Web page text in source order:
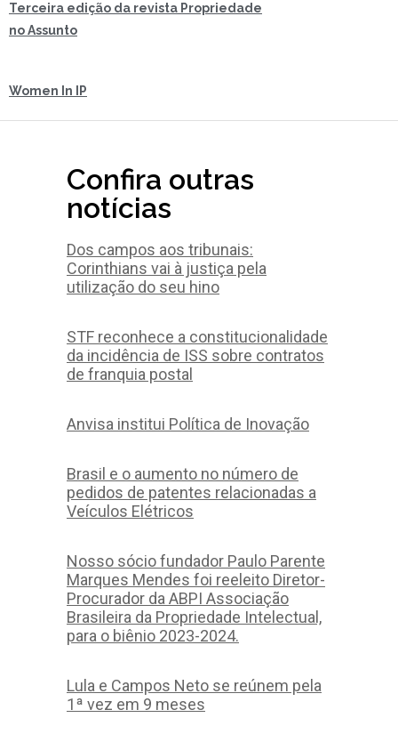
Terceira edição da revista Propriedade
no Assunto
Women In IP
Confira outras
notícias
Dos campos aos tribunais:
Corinthians vai à justiça pela
utilização do seu hino
STF reconhece a constitucionalidade
da incidência de ISS sobre contratos
de franquia postal
Anvisa institui Política de Inovação
Brasil e o aumento no número de
pedidos de patentes relacionadas a
Veículos Elétricos
Nosso sócio fundador Paulo Parente
Marques Mendes foi reeleito Diretor-
Procurador da ABPI Associação
Brasileira da Propriedade Intelectual,
para o biênio 2023-2024.
Lula e Campos Neto se reúnem pela
1ª vez em 9 meses